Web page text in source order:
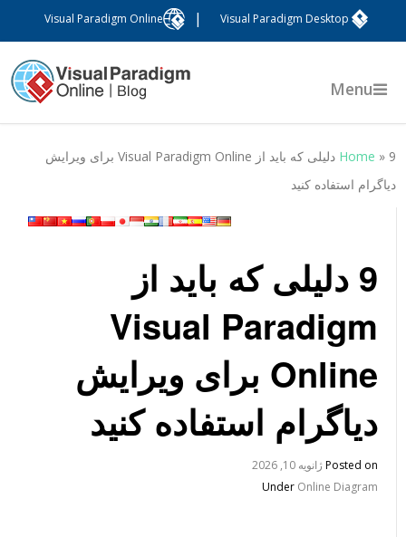
Visual Paradigm Desktop
Visual Paradigm Online
Menu
Home »
9 دلیلی که باید از Visual Paradigm Online برای ویرایش
دیاگرام استفاده کنید
9 دلیلی که باید از
Visual Paradigm
Online برای ویرایش
دیاگرام استفاده کنید
Posted onژانویه 10, 2026
UnderOnline Diagram